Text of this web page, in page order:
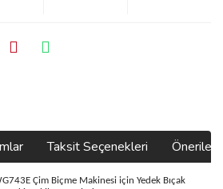
Taksit Seçenekleri
Çim Biçme Makinesi için Yedek Bıçak